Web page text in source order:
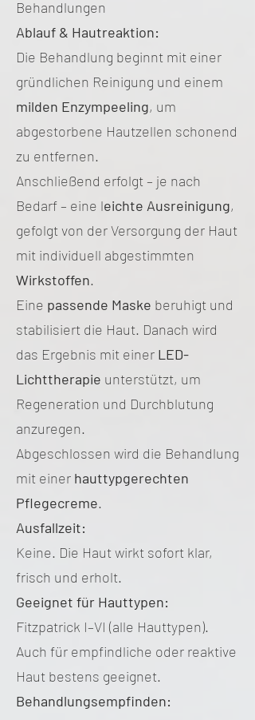
Behandlungen
Ablauf & Hautreaktion:
Die Behandlung beginnt mit einer
gründlichen Reinigung und einem
milden Enzympeeling, um
abgestorbene Hautzellen schonend
zu entfernen.
Anschließend erfolgt – je nach
Bedarf – eine leichte Ausreinigung,
gefolgt von der Versorgung der Haut
mit individuell abgestimmten
Wirkstoffen.
Eine passende Maske beruhigt und
stabilisiert die Haut. Danach wird
das Ergebnis mit einer LED-
Lichttherapie unterstützt, um
Regeneration und Durchblutung
anzuregen.
Abgeschlossen wird die Behandlung
mit einer hauttypgerechten
Pflegecreme.
Ausfallzeit:
Keine. Die Haut wirkt sofort klar,
frisch und erholt.
Geeignet für Hauttypen:
Fitzpatrick I–VI (alle Hauttypen).
Auch für empfindliche oder reaktive
Haut bestens geeignet.
Behandlungsempfinden: